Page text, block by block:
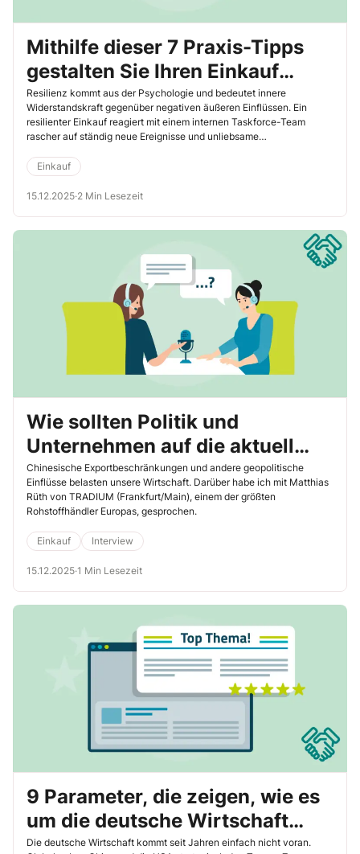
Mithilfe dieser 7 Praxis-Tipps
gestalten Sie Ihren Einkauf
zukünftig resilienter
Resilienz kommt aus der Psychologie und bedeutet innere
Widerstandskraft gegenüber negativen äußeren Einflüssen. Ein
resilienter Einkauf reagiert mit einem internen Taskforce-Team
rascher auf ständig neue Ereignisse und unliebsame
gravierende Lieferengpässe in der Lieferkette rechtzeitig zu
erkennen und mit gezielten vorbeugenden Maßnahmen zu
vermeiden bzw. abzumildern.
Einkauf
15.12.2025·2 Min Lesezeit
Wie sollten Politik und
Unternehmen auf die aktuell
kritische Rohstoffsituation
reagieren?
Chinesische Exportbeschränkungen und andere geopolitische
Einflüsse belasten unsere Wirtschaft. Darüber habe ich mit Matthias
Rüth von TRADIUM (Frankfurt/Main), einem der größten
Rohstoffhändler Europas, gesprochen.
Einkauf Interview
15.12.2025·1 Min Lesezeit
9 Parameter, die zeigen, wie es
um die deutsche Wirtschaft
bestellt ist
Die deutsche Wirtschaft kommt seit Jahren einfach nicht voran.